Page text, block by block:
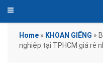
Home » KHOAN GIẾNG »
nghiệp tại TPHCM giá rẻ